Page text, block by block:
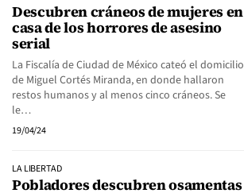
Descubren cráneos de mujeres en
casa de los horrores de asesino
serial
La Fiscalía de Ciudad de México cateó el domicilio
de Miguel Cortés Miranda, en donde hallaron
restos humanos y al menos cinco cráneos. Se
le…
19/04/24
LA LIBERTAD
Pobladores descubren osamentas